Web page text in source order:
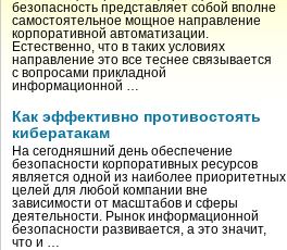
безопасность представляет собой вполне
самостоятельное мощное направление
корпоративной автоматизации.
Естественно, что в таких условиях
направление это все теснее связывается
с вопросами прикладной
информационной …
Как эффективно противостоять
кибератакам
На сегодняшний день обеспечение
безопасности корпоративных ресурсов
является одной из наиболее приоритетных
целей для любой компании вне
зависимости от масштабов и сферы
деятельности. Рынок информационной
безопасности развивается, а это значит,
что и …